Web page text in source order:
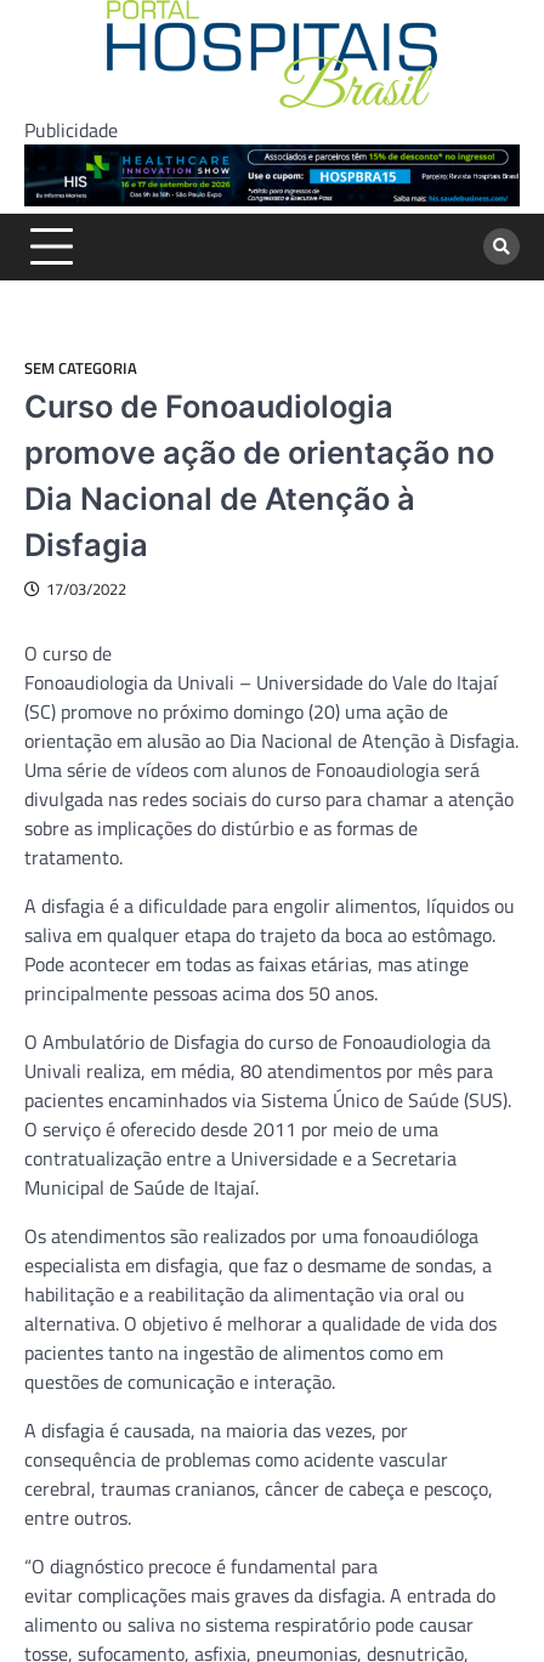
Publicidade
SEM CATEGORIA
Curso de Fonoaudiologia
promove ação de orientação no
Dia Nacional de Atenção à
Disfagia
17/03/2022
O curso de
Fonoaudiologia da Univali – Universidade do Vale do Itajaí
(SC) promove no próximo domingo (20) uma ação de
orientação em alusão ao Dia Nacional de Atenção à Disfagia.
Uma série de vídeos com alunos de Fonoaudiologia será
divulgada nas redes sociais do curso para chamar a atenção
sobre as implicações do distúrbio e as formas de
tratamento.
A disfagia é a dificuldade para engolir alimentos, líquidos ou
saliva em qualquer etapa do trajeto da boca ao estômago.
Pode acontecer em todas as faixas etárias, mas atinge
principalmente pessoas acima dos 50 anos.
O Ambulatório de Disfagia do curso de Fonoaudiologia da
Univali realiza, em média, 80 atendimentos por mês para
pacientes encaminhados via Sistema Único de Saúde (SUS).
O serviço é oferecido desde 2011 por meio de uma
contratualização entre a Universidade e a Secretaria
Municipal de Saúde de Itajaí.
Os atendimentos são realizados por uma fonoaudióloga
especialista em disfagia, que faz o desmame de sondas, a
habilitação e a reabilitação da alimentação via oral ou
alternativa. O objetivo é melhorar a qualidade de vida dos
pacientes tanto na ingestão de alimentos como em
questões de comunicação e interação.
A disfagia é causada, na maioria das vezes, por
consequência de problemas como acidente vascular
cerebral, traumas cranianos, câncer de cabeça e pescoço,
entre outros.
“O diagnóstico precoce é fundamental para
evitar complicações mais graves da disfagia. A entrada do
alimento ou saliva no sistema respiratório pode causar
tosse, sufocamento, asfixia, pneumonias, desnutrição,